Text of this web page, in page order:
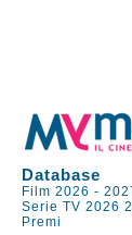
Database
Film 2026 -
Serie TV 2026
Premi